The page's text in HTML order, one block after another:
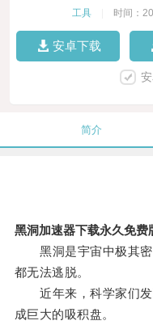
工具 时间：
安卓下载
简介
黑洞加速器下载永久免费
黑洞是宇宙中极其密
都无法逃脱。
近年来，科学家们发
成巨大的吸积盘。